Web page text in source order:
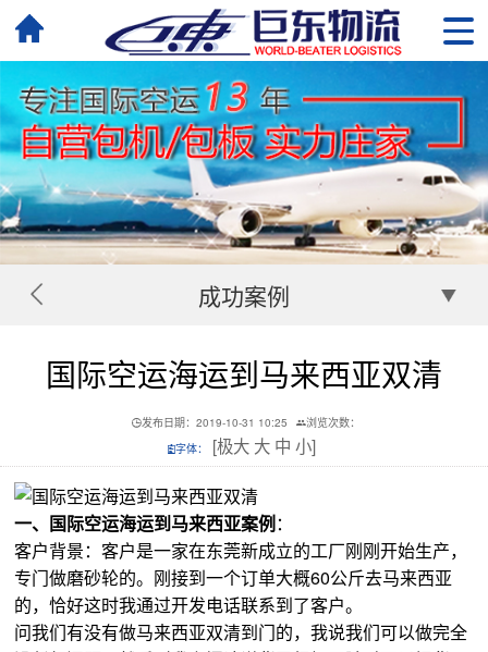
成功案例
国际空运海运到马来西亚双清
发布日期：2019-10-31 10:25
浏览次数：
字体：
[极大 大 中 小]
一、国际空运海运到马来西亚案例：
客户背景：客户是一家在东莞新成立的工厂刚刚开始生产，
专门做磨砂轮的。刚接到一个订单大概60公斤去马来西亚
的，恰好这时我通过开发电话联系到了客户。
问我们有没有做马来西亚双清到门的，我说我们可以做完全